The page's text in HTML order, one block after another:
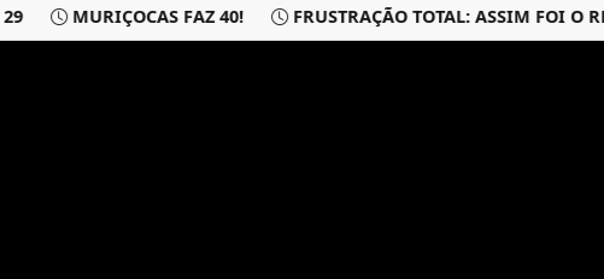
MURIÇOCAS FAZ 40! FRUSTRAÇÃO TOTAL: ASSIM FOI O